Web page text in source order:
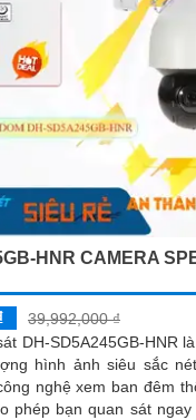
HNR CAMERA
39,992,000 ₫
DH-SD5A245GB-HNR
hình ảnh siêu sắc
nghệ xem ban đêm
phép bạn quan sát ngay